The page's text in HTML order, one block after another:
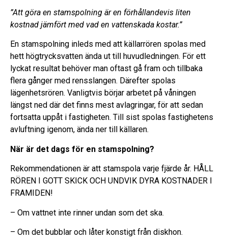
”Att göra en stamspolning är en förhållandevis liten
kostnad jämfört med vad en vattenskada kostar.”
En stamspolning inleds med att källarrören spolas med
hett högtrycksvatten ända ut till huvudledningen. För ett
lyckat resultat behöver man oftast gå fram och tillbaka
flera gånger med rensslangen. Därefter spolas
lägenhetsrören. Vanligtvis börjar arbetet på våningen
längst ned där det finns mest avlagringar, för att sedan
fortsatta uppåt i fastigheten. Till sist spolas fastighetens
avluftning igenom, ända ner till källaren.
När är det dags för en stamspolning?
Rekommendationen är att stamspola varje fjärde år. HÅLL
RÖREN I GOTT SKICK OCH UNDVIK DYRA KOSTNADER I
FRAMIDEN!
– Om vattnet inte rinner undan som det ska.
– Om det bubblar och låter konstigt från diskhon.